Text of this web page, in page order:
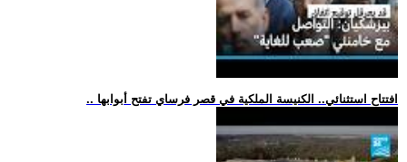
.. افتتاح استثنائي.. الكنيسة الملكية في قصر فرساي تفتح أبوابها